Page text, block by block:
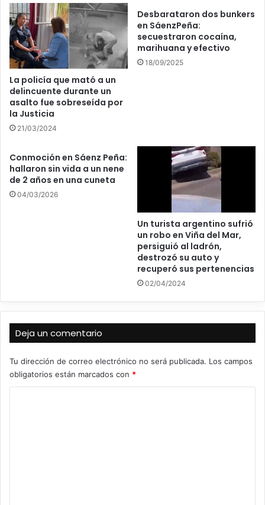
La policía que mató a un
delincuente durante un
asalto fue sobreseída por
la Justicia
21/03/2024
Desbarataron dos bunkers
en SáenzPeña:
secuestraron cocaína,
marihuana y efectivo
18/09/2025
Conmoción en Sáenz Peña:
hallaron sin vida a un nene
de 2 años en una cuneta
04/03/2026
Un turista argentino sufrió
un robo en Viña del Mar,
persiguió al ladrón,
destrozó su auto y
recuperó sus pertenencias
02/04/2024
Deja un comentario
Tu dirección de correo electrónico no será publicada. Los campos
obligatorios están marcados con *